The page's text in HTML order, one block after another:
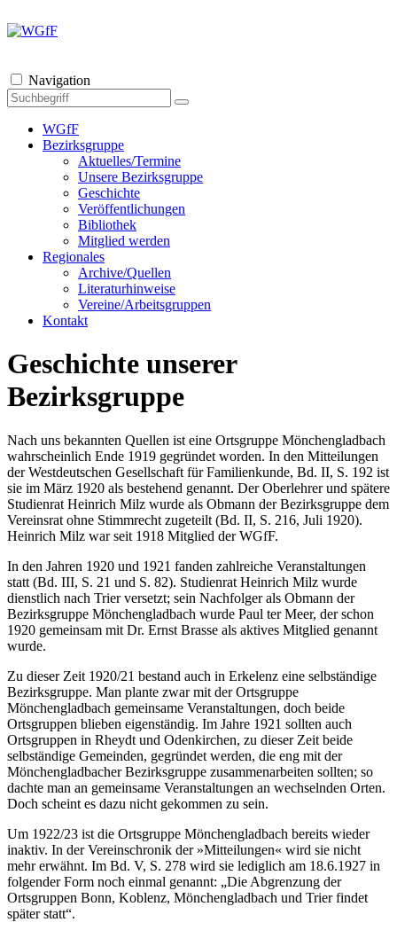
Navigation
WGfF
Bezirksgruppe
Aktuelles/Termine
Unsere Bezirksgruppe
Geschichte
Veröffentlichungen
Bibliothek
Mitglied werden
Regionales
Archive/Quellen
Literaturhinweise
Vereine/Arbeitsgruppen
Kontakt
Geschichte unserer
Bezirksgruppe
Nach uns bekannten Quellen ist eine Ortsgruppe Mönchengladbach
wahrscheinlich Ende 1919 gegründet worden. In den Mitteilungen
der Westdeutschen Gesellschaft für Familienkunde, Bd. II, S. 192 ist
sie im März 1920 als bestehend genannt. Der Oberlehrer und spätere
Studienrat Heinrich Milz wurde als Obmann der Bezirksgruppe dem
Vereinsrat ohne Stimmrecht zugeteilt (Bd. II, S. 216, Juli 1920).
Heinrich Milz war seit 1918 Mitglied der WGfF.
In den Jahren 1920 und 1921 fanden zahlreiche Veranstaltungen
statt (Bd. III, S. 21 und S. 82). Studienrat Heinrich Milz wurde
dienstlich nach Trier versetzt; sein Nachfolger als Obmann der
Bezirksgruppe Mönchengladbach wurde Paul ter Meer, der schon
1920 gemeinsam mit Dr. Ernst Brasse als akti­ves Mitglied genannt
wurde.
Zu dieser Zeit 1920/21 bestand auch in Erkelenz eine selbständige
Bezirksgruppe. Man plante zwar mit der Ortsgruppe
Mönchengladbach gemeinsame Veranstaltungen, doch beide
Ortsgruppen blieben eigenständig. Im Jahre 1921 sollten auch
Ortsgruppen in Rheydt und Odenkirchen, zu dieser Zeit beide
selbständige Gemeinden, gegründet werden, die eng mit der
Mönchengladbacher Bezirksgruppe zusammenarbeiten sollten; so
dachte man an gemeinsame Veranstaltungen an wechselnden Orten.
Doch scheint es dazu nicht gekommen zu sein.
Um 1922/23 ist die Ortsgruppe Mönchengladbach bereits wieder
inaktiv. In der Vereinschronik der »Mitteilungen« wird sie nicht
mehr erwähnt. Im Bd. V, S. 278 wird sie lediglich am 18.6.1927 in
folgender Form noch einmal genannt: „Die Abgrenzung der
Ortsgruppen Bonn, Koblenz, Mönchengladbach und Trier findet
später statt“.